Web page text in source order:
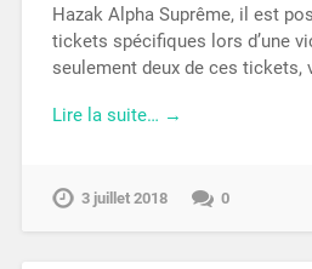
Hazak Alpha Suprême, il est
tickets spécifiques lors d’une
seulement deux de ces tickets,
Lire la suite… →
3 juillet 2018 0